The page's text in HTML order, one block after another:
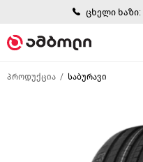
ცხელი ხაზი:
პროდუქცია საბურავი